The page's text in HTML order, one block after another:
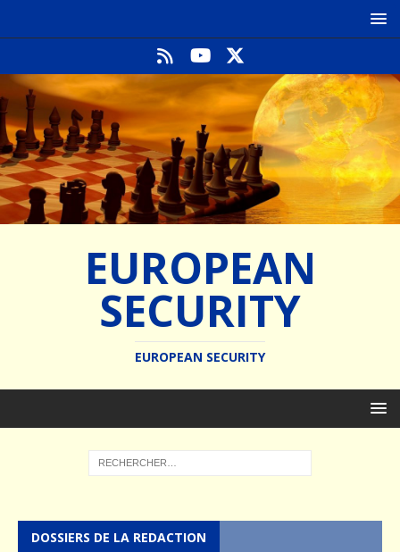
EUROPEAN
SECURITY
EUROPEAN SECURITY
DOSSIERS DE LA REDACTION